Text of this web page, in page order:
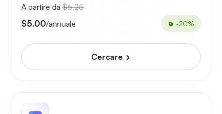
A partire da $6.25
$5.00/annuale -20%
Cercare